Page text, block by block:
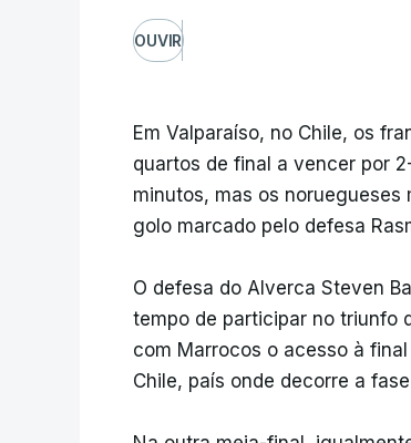
OUVIR
Em Valparaíso, no Chile, os
quartos de final a vencer por
minutos, mas os
golo marcado pelo defesa
O defesa do Alverca Steven
tempo de participar no triunfo
com Marrocos o acesso à
Chile, país onde decorre a